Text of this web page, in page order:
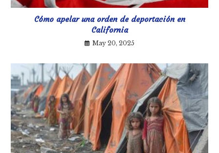
Cómo apelar una orden de deportación en
California
May 20, 2025